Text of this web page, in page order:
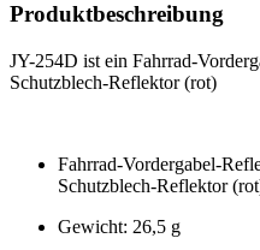
Produktbeschreibung
JY-254D ist ein Fahrrad-
Schutzblech-Reflektor (rot)
Fahrrad-Vordergabel-
Schutzblech-Reflektor
Gewicht: 26,5 g